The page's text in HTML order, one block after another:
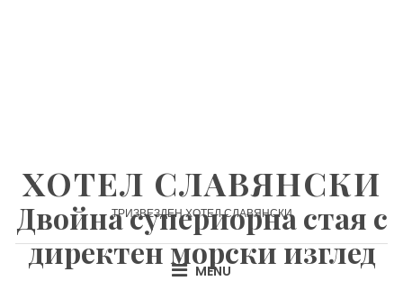
ХОТЕЛ СЛАВЯНСКИ
ТРИЗВЕЗДЕН ХОТЕЛ СЛАВЯНСКИ
MENU
Двойна супериорна стая с
директен морски изглед